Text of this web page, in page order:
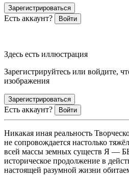
Зарегистрироваться
Есть аккаунт? Войти
Здесь есть иллюстрация
Зарегистрируйтесь или войдите,
изображения
Зарегистрироваться
Есть аккаунт? Войти
Никакая иная реальность
не сопровождается настолько
всей массы земных существ Я —
историческое продолжение в
настоящей разумной жизни